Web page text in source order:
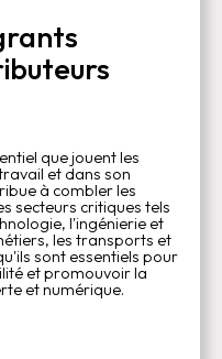
que jouent les
et dans son
à combler les
secteurs critiques tels
l'ingénierie et
les transports et
sont essentiels pour
et promouvoir la
et numérique.